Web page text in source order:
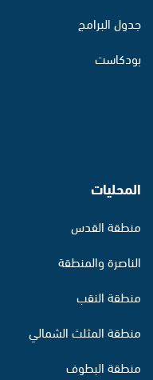
جدول البرامج
بودكاست
المحليات
منطقة القدس
الناصرة والمنطقة
منطقة النقب
منطقة المثلث الشمالي
منطقة البطوف